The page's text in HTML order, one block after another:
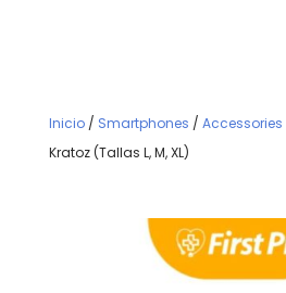
Inicio/ Smartphones / Accessories
Kratoz (Tallas L, M, XL)